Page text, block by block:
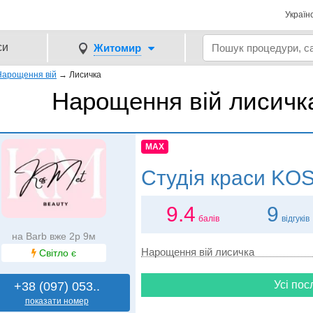
Житомир
вій → Лисичка
Нарощення вій
на Barb вже 2р 9м
Світло є
+38 (097) 053..
показати номер
MAX
Студія краси
9.4 балів 9 відгуків
Нарощення вій лисичка
Усі